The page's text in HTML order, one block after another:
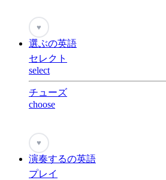
♥
選ぶの英語
セレクト
select
チューズ
choose
♥
演奏するの英語
プレイ